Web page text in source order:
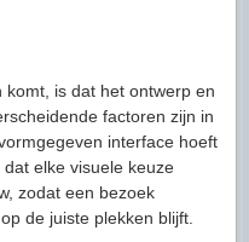
is dat het ontwerp en
factoren zijn in
interface hoeft
elke visuele keuze
zodat een bezoek
de juiste plekken blijft.